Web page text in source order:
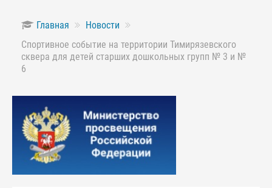
Главная
Новости
Спортивное событие на территории Тимирязевского
сквера для детей старших дошкольных групп № 3 и №
6